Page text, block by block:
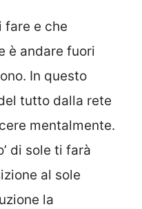
fare e che
è andare fuori
In questo
tutto dalla rete
mentalmente.
di sole ti farà
al sole
la